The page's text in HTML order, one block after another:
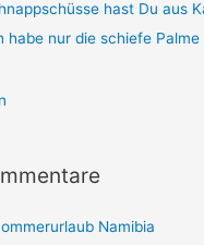
hast Du aus
habe nur die schiefe
deine seit immer schöner
viel Glöck wünsch ich
Namibia